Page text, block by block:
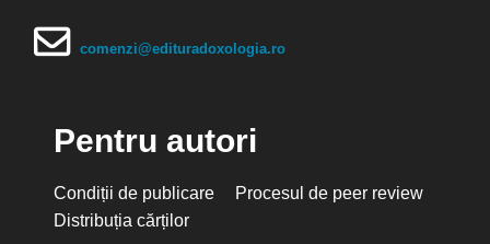
comenzi@edituradoxologia.ro
Pentru autori
Condiții de publicare
Procesul de peer review
Distribuția cărților